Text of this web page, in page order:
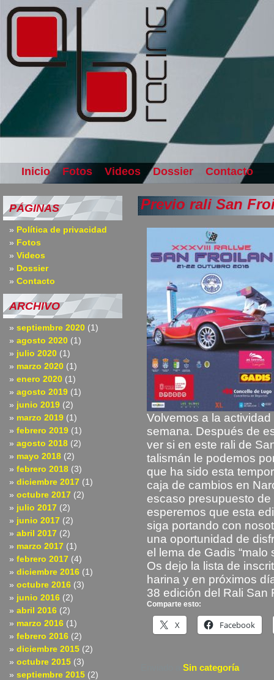
Inicio Fotos Videos Dossier Contacto
PÁGINAS
Política de privacidad
Fotos
Videos
Dossier
Contacto
ARCHIVO
septiembre 2020 (1)
agosto 2020 (1)
julio 2020 (1)
marzo 2020 (1)
enero 2020 (1)
agosto 2019 (1)
junio 2019 (2)
marzo 2019 (1)
febrero 2019 (1)
agosto 2018 (2)
mayo 2018 (2)
febrero 2018 (3)
diciembre 2017 (1)
octubre 2017 (2)
julio 2017 (2)
junio 2017 (2)
abril 2017 (2)
marzo 2017 (1)
febrero 2017 (4)
diciembre 2016 (1)
octubre 2016 (3)
junio 2016 (2)
abril 2016 (2)
marzo 2016 (1)
febrero 2016 (2)
diciembre 2015 (2)
octubre 2015 (3)
septiembre 2015 (2)
Previo rali San
Volvemos a la
semana. Después de
ver si en este rali de
talismán le podemos
que ha sido esta
caja de cambios en
escaso presupuesto
esperemos que esta
siga portando con
una oportunidad de
el lema de Gadis “malo
Os dejo la lista de
harina y en próximos
38 edición del Rali San
Comparte esto:
X Facebook
Sin categoría